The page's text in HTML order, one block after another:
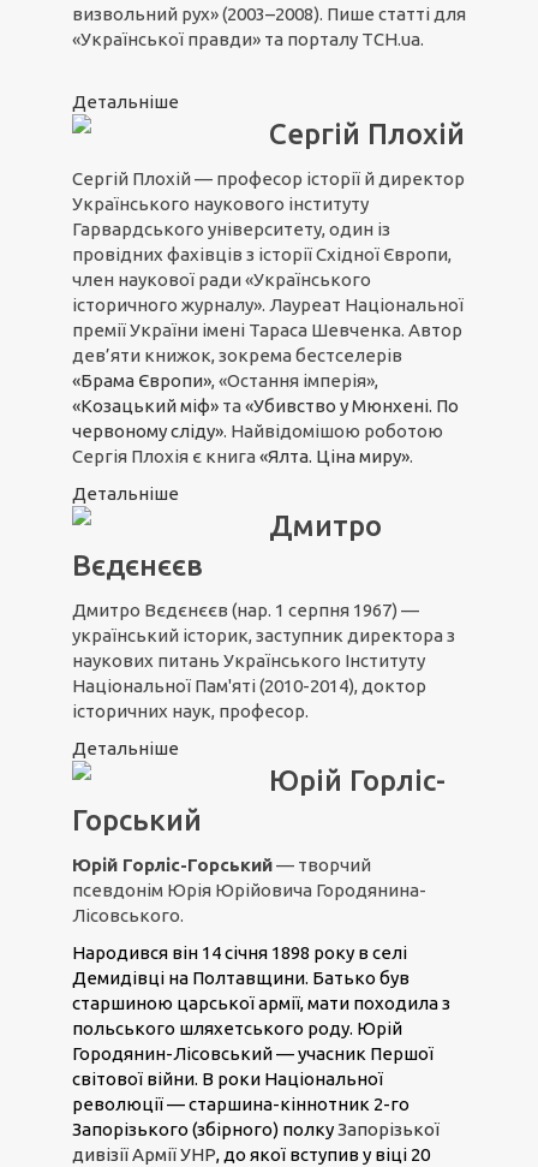
визвольний рух» (2003–2008). Пише статті для
«Української правди» та порталу ТСН.ua.
Детальніше
Сергій Плохій
Сергій Плохій — професор історії й директор
Українського наукового інституту
Гарвардського університету, один із
провідних фахівців з історії Східної Європи,
член наукової ради «Українського
історичного журналу». Лауреат Національної
премії України імені Тараса Шевченка. Автор
дев’яти книжок, зокрема бестселерів
«Брама Європи», «Остання імперія»,
«Козацький міф» та «Убивство у Мюнхені. По
червоному сліду». Найвідомішою роботою
Сергія Плохія є книга «Ялта. Ціна миру».
Детальніше
Дмитро
Вєдєнєєв
Дмитро Вєдєнєєв (нар. 1 серпня 1967) —
український історик, заступник директора з
наукових питань Українського Інституту
Національної Пам'яті (2010-2014), доктор
історичних наук, професор.
Детальніше
Юрій Горліс-
Горський
Юрій Горліс-Горський— творчий
псевдонім Юрія Юрійовича Городянина-
Лісовського.
Народився він 14 січня 1898 року в селі
Демидівці на Полтавщини. Батько був
старшиною царської армії, мати походила з
польського шляхетського роду. Юрій
Городянин-Лісовський — учасник Першої
світової війни. В роки Національної
революції — старшина-кіннотник 2-го
Запорізького (збірного) полкуЗапорізької
дивізії Армії УНР, до якої вступив у віці 20